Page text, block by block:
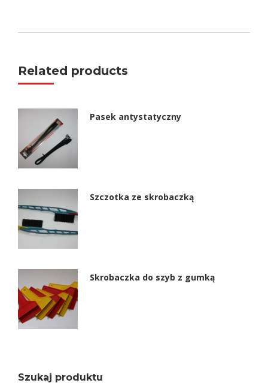
Related products
Pasek antystatyczny
Szczotka ze skrobaczką
Skrobaczka do szyb z gumką
Szukaj produktu